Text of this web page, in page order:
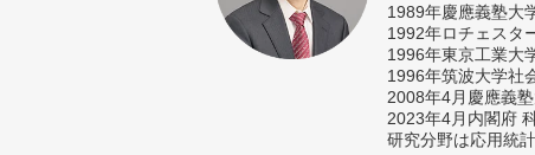
1989年慶應義塾大
1992年ロチェスタ
1996年東京工業大
1996年筑波大学社
2008年4月慶應義
2023年4月内閣府
研究分野は応用統